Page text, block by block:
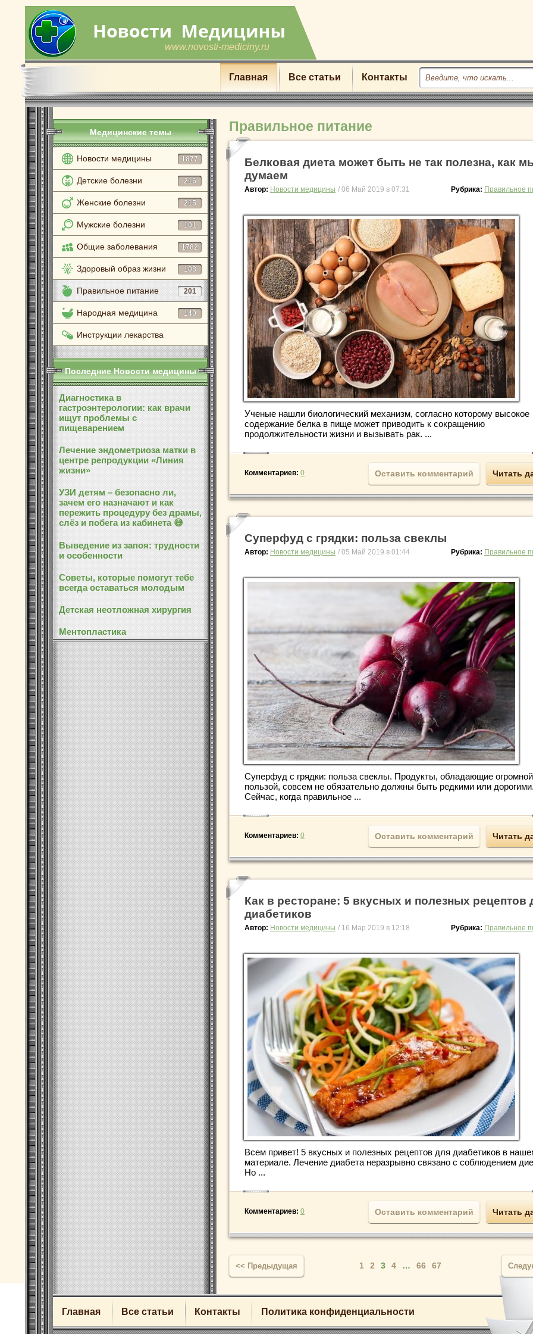
www.novosti-mediciny.ru
Главная Все статьи Контакты
Медицинские темы
Новости медицины 1877
Детские болезни 216
Женские болезни 215
Мужские болезни 101
Общие заболевания 1782
Здоровый образ жизни 108
Правильное питание 201
Народная медицина 140
Инструкции лекарства
Последние Новости медицины
Диагностика в
гастроэнтерологии: как врачи
ищут проблемы с
пищеварением
Лечение эндометриоза матки в
центре репродукции «Линия
жизни»
УЗИ детям – безопасно ли,
зачем его назначают и как
пережить процедуру без драмы,
слёз и побега из кабинета 😅
Выведение из запоя: трудности
и особенности
Советы, которые помогут тебе
всегда оставаться молодым
Детская неотложная хирургия
Ментопластика
Правильное питание
Белковая диета может быть не так полезна, как
думаем
Автор: Новости медицины / 06 Май 2019 в 07:31 Рубрика: Правильное
Ученые нашли биологический механизм, согласно которому высокое
содержание белка в пище может приводить к сокращению
продолжительности жизни и вызывать рак. ...
Комментариев: 0 Читать
Оставить комментарий
Суперфуд с грядки: польза свеклы
Автор: Новости медицины / 05 Май 2019 в 01:44 Рубрика: Правильное
Суперфуд с грядки: польза свеклы. Продукты, обладающие огромной
пользой, совсем не обязательно должны быть редкими или
Сейчас, когда правильное ...
Комментариев: 0 Читать
Оставить комментарий
Как в ресторане: 5 вкусных и полезных рецептов
диабетиков
Автор: Новости медицины / 16 Мар 2019 в 12:18 Рубрика: Правильное
Всем привет! 5 вкусных и полезных рецептов для диабетиков в
материале. Лечение диабета неразрывно связано с соблюдением
Но ...
Комментариев: 0 Читать
Оставить комментарий
<< Предыдущая 1 2 3 4 … 66 67
Главная Все статьи Контакты Политика конфиденциальности